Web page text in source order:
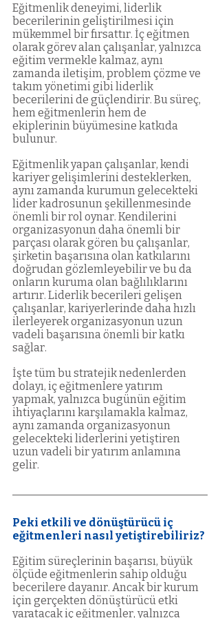
Eğitmenlik deneyimi, liderlik
becerilerinin geliştirilmesi için
mükemmel bir fırsattır. İç eğitmen
olarak görev alan çalışanlar, yalnızca
eğitim vermekle kalmaz, aynı
zamanda iletişim, problem çözme ve
takım yönetimi gibi liderlik
becerilerini de güçlendirir. Bu süreç,
hem eğitmenlerin hem de
ekiplerinin büyümesine katkıda
bulunur.
Eğitmenlik yapan çalışanlar, kendi
kariyer gelişimlerini desteklerken,
aynı zamanda kurumun gelecekteki
lider kadrosunun şekillenmesinde
önemli bir rol oynar. Kendilerini
organizasyonun daha önemli bir
parçası olarak gören bu çalışanlar,
şirketin başarısına olan katkılarını
doğrudan gözlemleyebilir ve bu da
onların kuruma olan bağlılıklarını
artırır. Liderlik becerileri gelişen
çalışanlar, kariyerlerinde daha hızlı
ilerleyerek organizasyonun uzun
vadeli başarısına önemli bir katkı
sağlar.
İşte tüm bu stratejik nedenlerden
dolayı, iç eğitmenlere yatırım
yapmak, yalnızca bugünün eğitim
ihtiyaçlarını karşılamakla kalmaz,
aynı zamanda organizasyonun
gelecekteki liderlerini yetiştiren
uzun vadeli bir yatırım anlamına
gelir.
Peki etkili ve dönüştürücü iç
eğitmenleri nasıl yetiştirebiliriz?
Eğitim süreçlerinin başarısı, büyük
ölçüde eğitmenlerin sahip olduğu
becerilere dayanır. Ancak bir kurum
için gerçekten dönüştürücü etki
yaratacak iç eğitmenler, yalnızca